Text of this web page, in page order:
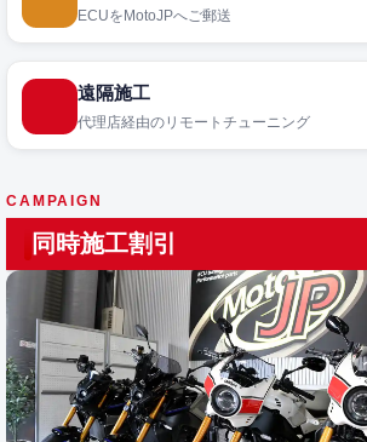
ECUをMotoJPへご郵送
遠隔施工
代理店経由のリモートチューニング
CAMPAIGN
同時施工割引